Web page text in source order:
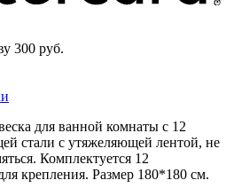
300 руб.
для ванной комнаты с 12
стали с утяжеляющей лентой, не
Комплектуется 12
крепления. Размер 180*180 см.